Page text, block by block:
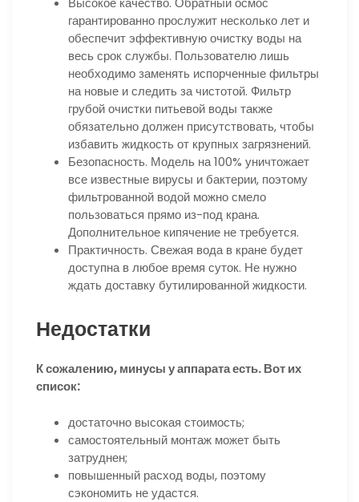
гарантированно прослужит несколько лет и
обеспечит эффективную очистку воды на
весь срок службы. Пользователю лишь
необходимо заменять испорченные фильтры
на новые и следить за чистотой. Фильтр
грубой очистки питьевой воды также
обязательно должен присутствовать, чтобы
избавить жидкость от крупных загрязнений.
Безопасность. Модель на 100% уничтожает
все известные вирусы и бактерии, поэтому
фильтрованной водой можно смело
пользоваться прямо из-под крана.
Дополнительное кипячение не требуется.
Практичность. Свежая вода в кране будет
доступна в любое время суток. Не нужно
ждать доставку бутилированной жидкости.
Недостатки
К сожалению, минусы у аппарата есть. Вот их
список:
достаточно высокая стоимость;
самостоятельный монтаж может быть
затруднен;
повышенный расход воды, поэтому
сэкономить не удастся.